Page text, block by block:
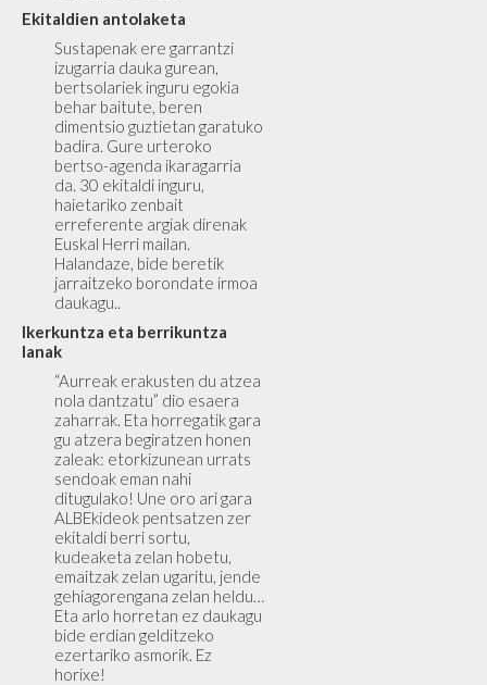
Ekitaldien antolaketa
Sustapenak ere garrantzi
izugarria dauka gurean,
bertsolariek inguru egokia
behar baitute, beren
dimentsio guztietan garatuko
badira. Gure urteroko
bertso-agenda ikaragarria
da. 30 ekitaldi inguru,
haietariko zenbait
erreferente argiak direnak
Euskal Herri mailan.
Halandaze, bide beretik
jarraitzeko borondate irmoa
daukagu..
Ikerkuntza eta berrikuntza
lanak
“Aurreak erakusten du atzea
nola dantzatu” dio esaera
zaharrak. Eta horregatik gara
gu atzera begiratzen honen
zaleak: etorkizunean urrats
sendoak eman nahi
ditugulako! Une oro ari gara
ALBEkideok pentsatzen zer
ekitaldi berri sortu,
kudeaketa zelan hobetu,
emaitzak zelan ugaritu, jende
gehiagorengana zelan heldu…
Eta arlo horretan ez daukagu
bide erdian gelditzeko
ezertariko asmorik. Ez
horixe!